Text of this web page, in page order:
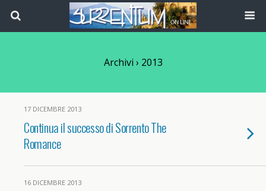
Archivi › 2013
17 DICEMBRE 2013
Continua il successo di Sorrento The
Romance
16 DICEMBRE 2013